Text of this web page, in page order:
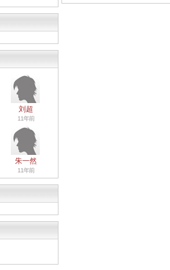
刘超
11年前
朱一然
11年前